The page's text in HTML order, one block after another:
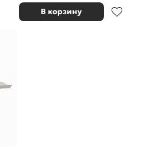
В корзину